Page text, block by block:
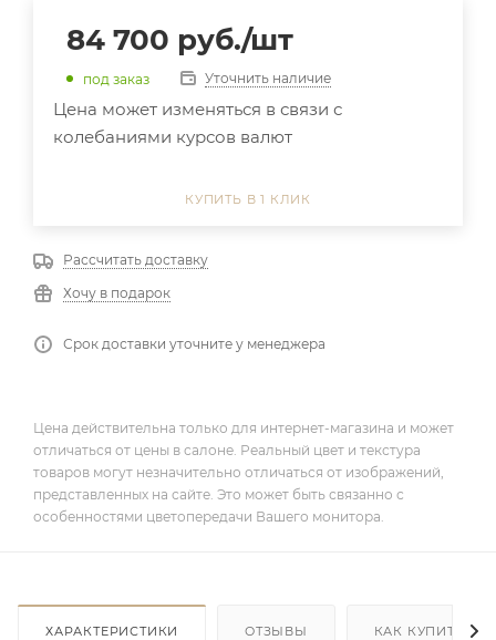
84 700 руб./шт
под заказ Уточнить наличие
Цена может изменяться в связи с
колебаниями курсов валют
КУПИТЬ В 1 КЛИК
Рассчитать доставку
Хочу в подарок
Срок доставки уточните у менеджера
Цена действительна только для интернет-магазина и может
отличаться от цены в салоне. Реальный цвет и текстура
товаров могут незначительно отличаться от изображений,
представленных на сайте. Это может быть связанно с
особенностями цветопередачи Вашего монитора.
ХАРАКТЕРИСТИКИ ОТЗЫВЫ КАК КУПИТЬ